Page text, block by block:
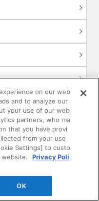
〉
ス
on our web
and to analyze our
your use of our web
partners, who ma
that you have provi
from your use
Settings] to custo
Privacy Poli
OK